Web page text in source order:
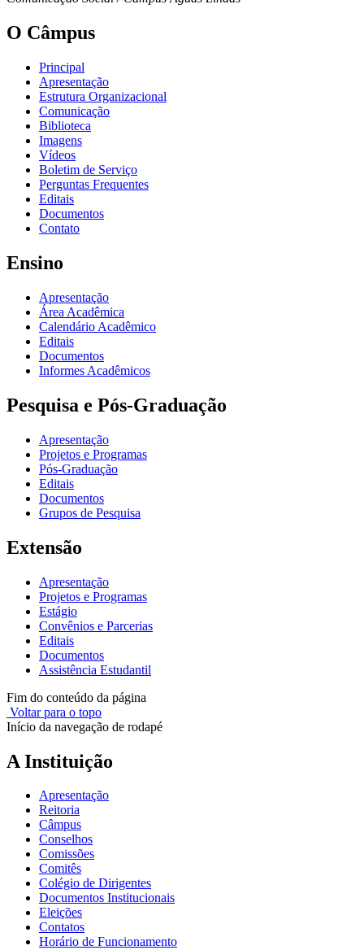
O Câmpus
Principal
Apresentação
Estrutura Organizacional
Comunicação
Biblioteca
Imagens
Vídeos
Boletim de Serviço
Perguntas Frequentes
Editais
Documentos
Contato
Ensino
Apresentação
Área Acadêmica
Calendário Acadêmico
Editais
Documentos
Informes Acadêmicos
Pesquisa e Pós-Graduação
Apresentação
Projetos e Programas
Pós-Graduação
Editais
Documentos
Grupos de Pesquisa
Extensão
Apresentação
Projetos e Programas
Estágio
Convênios e Parcerias
Editais
Documentos
Assistência Estudantil
Fim do conteúdo da página
Voltar para o topo
Início da navegação de rodapé
A Instituição
Apresentação
Reitoria
Câmpus
Conselhos
Comissões
Comitês
Colégio de Dirigentes
Documentos Institucionais
Eleições
Contatos
Horário de Funcionamento